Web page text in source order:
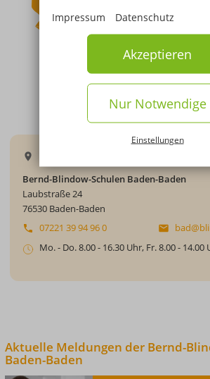
Impressum
Datenschutz
Akzeptieren
Nur Notwendige
Einstellungen
Bernd-Blindow-Schulen Baden-Baden
Laubstraße 24
76530 Baden-Baden
07221 39 94 96 0
Mo. - Do. 8.00 - 16.30 Uhr, Fr. 8.00 - 14.00
Aktuelle Meldungen der Bernd-
Baden-Baden